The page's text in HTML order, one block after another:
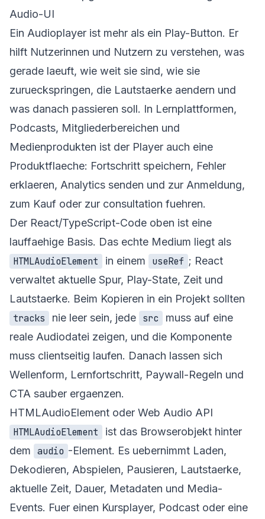
Audio-UI
Ein Audioplayer ist mehr als ein Play-Button. Er
hilft Nutzerinnen und Nutzern zu verstehen, was
gerade laeuft, wie weit sie sind, wie sie
zurueckspringen, die Lautstaerke aendern und
was danach passieren soll. In Lernplattformen,
Podcasts, Mitgliederbereichen und
Medienprodukten ist der Player auch eine
Produktflaeche: Fortschritt speichern, Fehler
erklaeren, Analytics senden und zur Anmeldung,
zum Kauf oder zur consultation fuehren.
Der React/TypeScript-Code oben ist eine
lauffaehige Basis. Das echte Medium liegt als
HTMLAudioElement
in einem useRef ; React
verwaltet aktuelle Spur, Play-State, Zeit und
Lautstaerke. Beim Kopieren in ein Projekt sollten
tracks
nie leer sein, jede src
muss auf eine
reale Audiodatei zeigen, und die Komponente
muss clientseitig laufen. Danach lassen sich
Wellenform, Lernfortschritt, Paywall-Regeln und
CTA sauber ergaenzen.
HTMLAudioElement oder Web Audio API
HTMLAudioElement
ist das Browserobjekt hinter
dem audio -Element. Es uebernimmt Laden,
Dekodieren, Abspielen, Pausieren, Lautstaerke,
aktuelle Zeit, Dauer, Metadaten und Media-
Events. Fuer einen Kursplayer, Podcast oder eine